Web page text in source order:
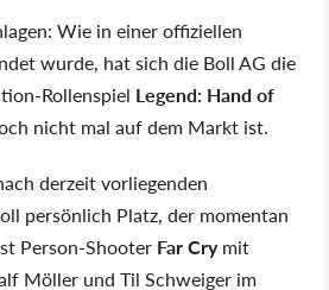
Wie in einer offiziellen
wurde, hat sich die Boll AG die
Rollenspiel Legend: Hand of
nicht mal auf dem Markt ist.
derzeit vorliegenden
persönlich Platz, der momentan
Person-Shooter Far Crymit
Möller und Til Schweiger im